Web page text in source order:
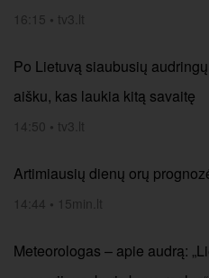
16:15 • tv3.lt
Po Lietuvą siaubusių
aišku, kas laukia kitą savaitę
14:50 • tv3.lt
Artimiausių dienų orų
14:44 • 15min.lt
Meteorologas – apie audrą: